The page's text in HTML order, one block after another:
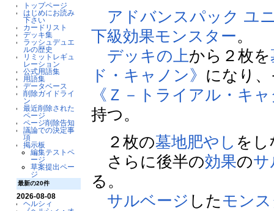
トップページ
はじめにお読み
下さい
カードリスト
デッキ集
ラッシュデュエ
ルの歴史
リミットレギュ
レーション
公式用語集
用語集
データベース
削除ガイドライ
ン
最近削除された
ページ
ページ削除告知
議論での決定事
項
掲示板
編集テストペ
ージ
草案提出ペー
ジ
最新の20件
2026-08-08
ヘルシィ
アドバンスパック ユ
下級効果モンスター。
デッキの上から２枚を
ド・キャノン》 になり
《Ｚ－トライアル・キ
持つ。
２枚の墓地肥やし を
さらに後半の効果のサ
る。
サルベージ した モン